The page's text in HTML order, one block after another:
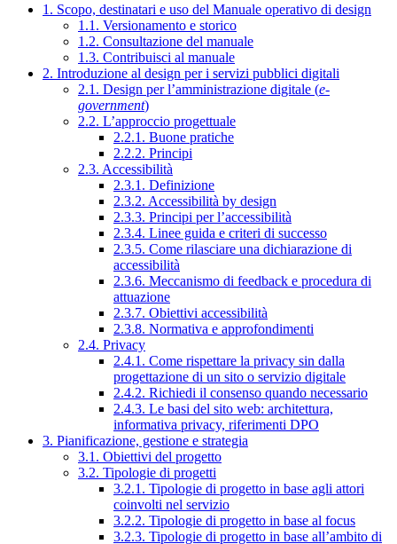
1. Scopo, destinatari e uso del Manuale operativo di design
1.1. Versionamento e storico
1.2. Consultazione del manuale
1.3. Contribuisci al manuale
2. Introduzione al design per i servizi pubblici digitali
2.1. Design per l’amministrazione digitale (e-
government)
2.2. L’approccio progettuale
2.2.1. Buone pratiche
2.2.2. Principi
2.3. Accessibilità
2.3.1. Definizione
2.3.2. Accessibilità by design
2.3.3. Principi per l’accessibilità
2.3.4. Linee guida e criteri di successo
2.3.5. Come rilasciare una dichiarazione di
accessibilità
2.3.6. Meccanismo di feedback e procedura di
attuazione
2.3.7. Obiettivi accessibilità
2.3.8. Normativa e approfondimenti
2.4. Privacy
2.4.1. Come rispettare la privacy sin dalla
progettazione di un sito o servizio digitale
2.4.2. Richiedi il consenso quando necessario
2.4.3. Le basi del sito web: architettura,
informativa privacy, riferimenti DPO
3. Pianificazione, gestione e strategia
3.1. Obiettivi del progetto
3.2. Tipologie di progetti
3.2.1. Tipologie di progetto in base agli attori
coinvolti nel servizio
3.2.2. Tipologie di progetto in base al focus
3.2.3. Tipologie di progetto in base all’ambito di